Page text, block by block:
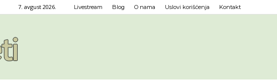
7. avgust 2026. Livestream Blog O nama Uslovi korišćenja Kontakt